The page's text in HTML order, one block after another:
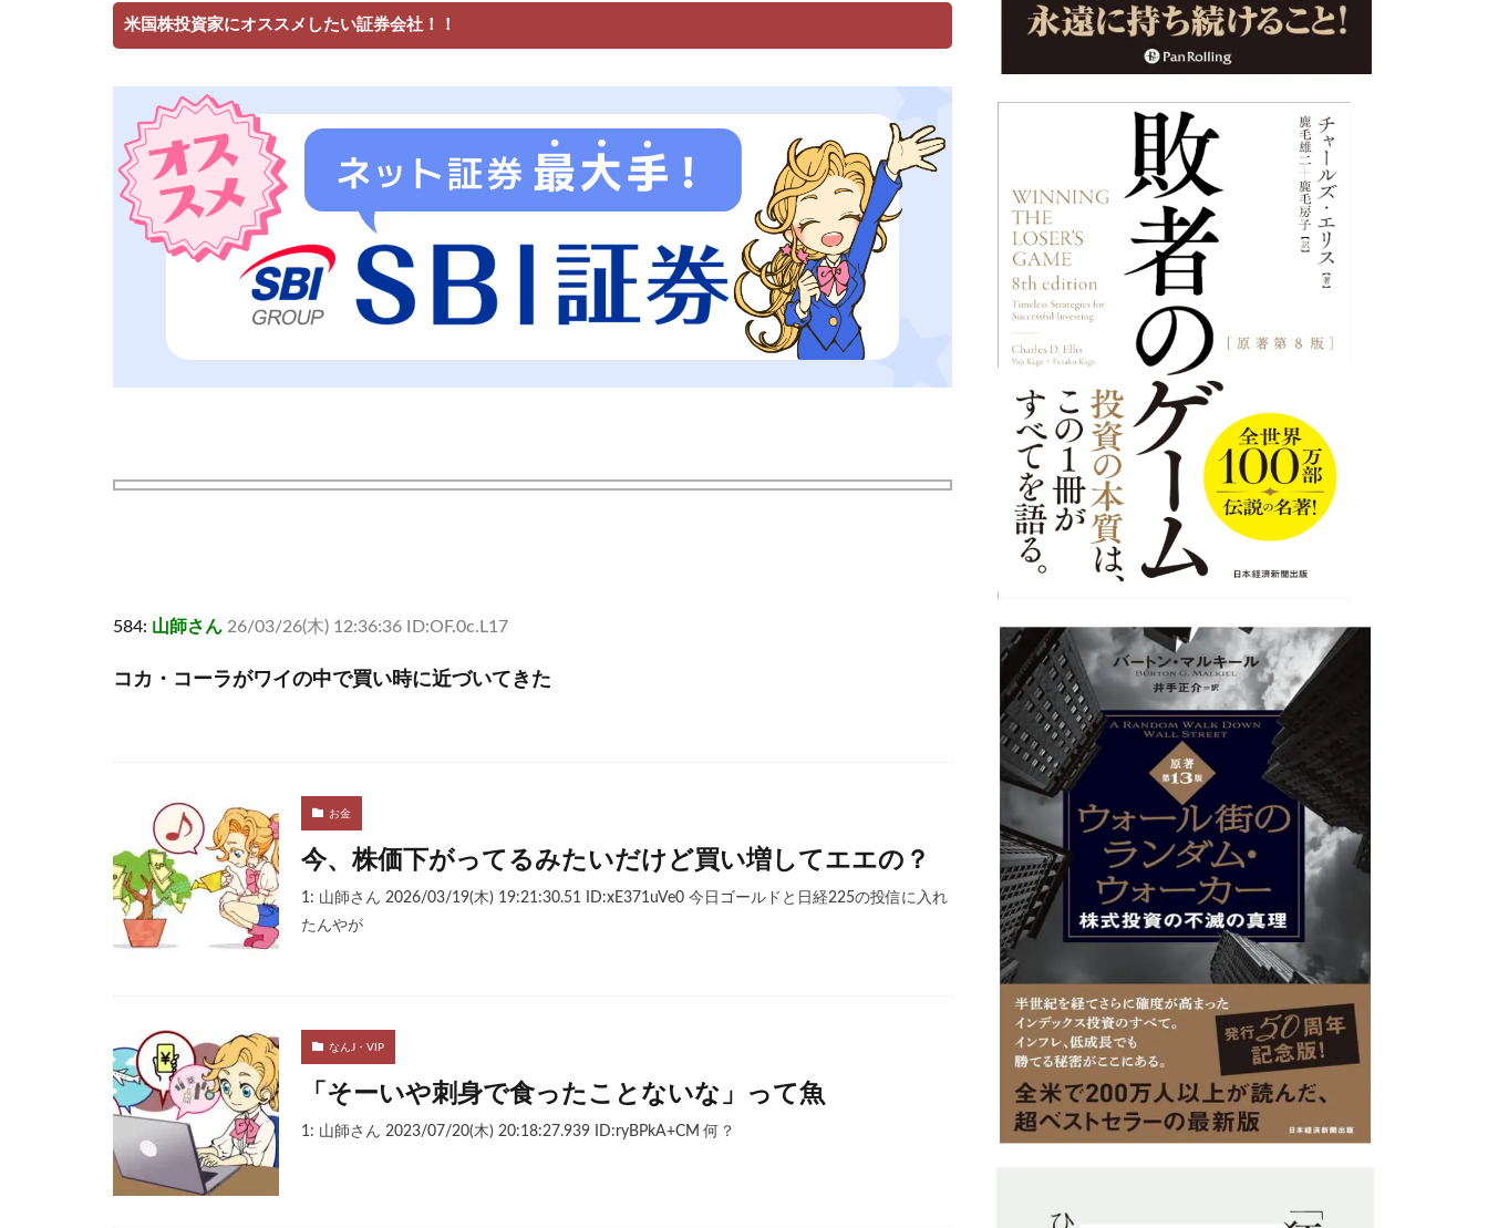
米国株投資家にオススメしたい証券会社！！
584: 山師さん 26/03/26(木) 12:36:36 ID:OF.0c.L17
コカ・コーラがワイの中で買い時に近づいてきた
お金
今、株価下がってるみたいだけど買い増してエエの？
1: 山師さん 2026/03/19(木) 19:21:30.51 ID:xE371uVe0 今日ゴールドと日経225の投信に入れ
たんやが
なんJ・VIP
「そーいや刺身で食ったことないな」って魚
1: 山師さん 2023/07/20(木) 20:18:27.939 ID:ryBPkA+CM 何？